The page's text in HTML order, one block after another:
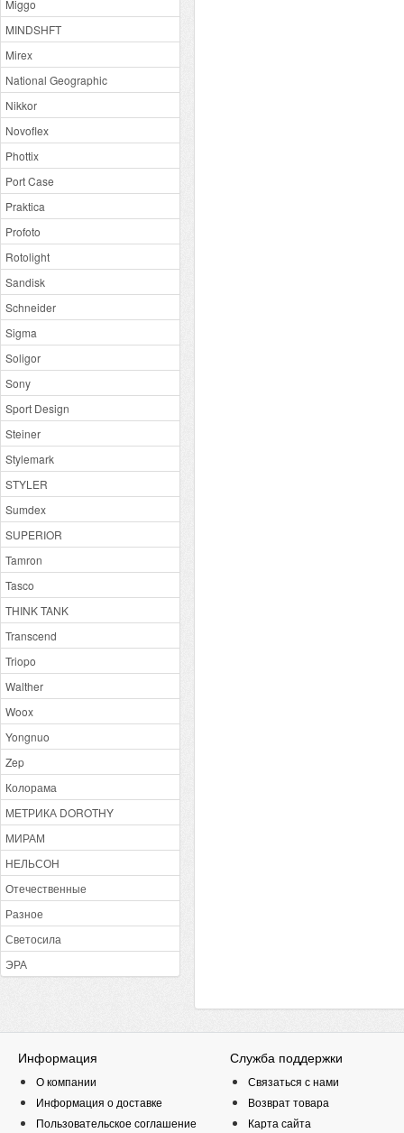
Miggo
MINDSHFT
Mirex
National Geographic
Nikkor
Novoflex
Phottix
Port Case
Praktica
Profoto
Rotolight
Sandisk
Schneider
Sigma
Soligor
Sony
Sport Design
Steiner
Stylemark
STYLER
Sumdex
SUPERIOR
Tamron
Tasco
THINK TANK
Transcend
Triopo
Walther
Woox
Yongnuo
Zep
Колорама
МЕТРИКА DOROTHY
МИРАМ
НЕЛЬСОН
Отечественные
Разное
Светосила
ЭРА
Информация
О компании
Информация о доставке
Пользовательское соглашение
Служба поддержки
Связаться с нами
Возврат товара
Карта сайта